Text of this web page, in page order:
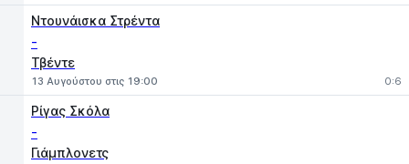
Ντουνάισκα Στρέντα
-
Τβέντε
13 Αυγούστου στις 19:00 0:6
Ρίγας Σκόλα
-
Γιάμπλονετς